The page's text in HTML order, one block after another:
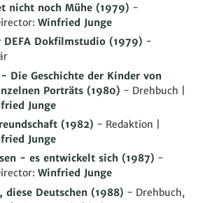
nicht noch Mühe (1979) -
Winfried Junge
DEFA Dokfilmstudio (1979) -
Die Geschichte der Kinder von
Porträts (1980) - Drehbuch |
Junge
(1982) - Redaktion |
Junge
- es entwickelt sich (1987) -
Winfried Junge
diese Deutschen (1988) - Drehbuch,